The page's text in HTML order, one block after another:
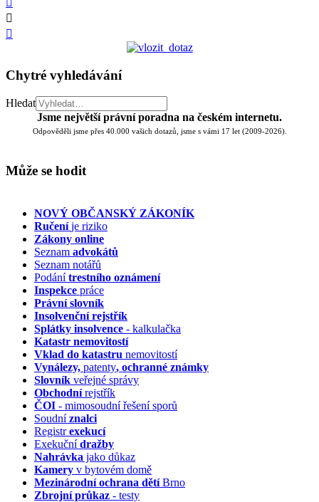
Chytré vyhledávání
Hledat
Jsme největší právní poradna na českém internetu.
Odpověděli jsme přes 40.000 vašich dotazů, jsme s vámi 17 let (2009-2026).
Může se hodit
NOVÝ OBČANSKÝ ZÁKONÍK
Ručeníje riziko
Zákony online
Seznam advokátů
Seznam notářů
Podánítrestního oznámení
Inspekce práce
Právní slovník
Insolvenčnírejstřík
Splátky insolvence - kalkulačka
Katastr nemovitostí
Vklad do katastru nemovitostí
Vynálezy, patenty, ochranné známky
Slovník veřejné správy
Obchodnírejstřík
ČOI - mimosoudní řešení sporů
Soudníznalci
Registrexekucí
Exekučnídražby
Nahrávka jako důkaz
Kamery v bytovém domě
Mezinárodní ochrana dětíBrno
Zbrojní průkaz - testy